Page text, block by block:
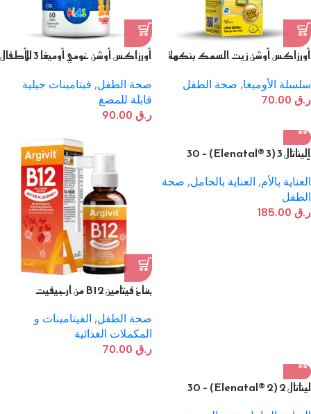
أورزاكس أوشن زيت السمك بنكهة
سلسلة الأوميغا, صحة الطفل
ر.ق
أورزاكس أوشن غومي أوميغا 3 للأطفال
صحة الطفل, فيتامينات جيلية
قابلة للمضغ
ر.ق
إليناتال 3 (Elenatal® 3) – 30
العناية بالأم, العناية بالحامل, صحة
الطفل
ر.ق
بخاخ فيتامين B12 من ارجيفيت
صحة الطفل, الفيتامينات و
المكملات الغذائية
ر.ق
ليناتال 2 (Elenatal® 2) – 30